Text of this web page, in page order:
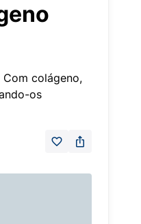
Com colágeno,
os